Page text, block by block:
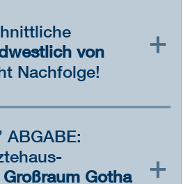
von
Nachfolge!
ABGABE:
Großraum Gotha